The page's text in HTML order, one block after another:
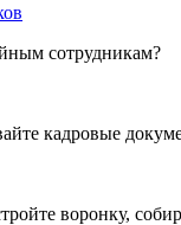
сотрудникам?
кадровые
воронку,